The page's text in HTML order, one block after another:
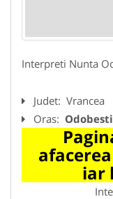
Interpreti Nunta
Judet: Vrancea
Oras: Odobesti
iar